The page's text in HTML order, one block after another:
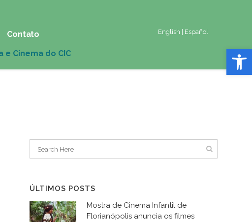
Abrir
English Español
Contato
ÚLTIMOS POSTS
Mostra de Cinema Infantil de
Florianópolis anuncia os filmes